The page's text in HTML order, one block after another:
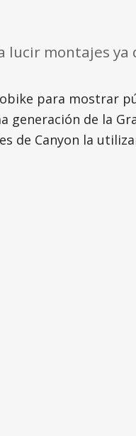
lucir montajes ya
para mostrar
generación de la
de Canyon la